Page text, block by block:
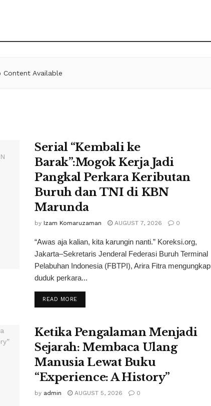
Content Available
Serial “Kembali ke
Barak”:Mogok Kerja Jadi
Pangkal Perkara Keributan
Buruh dan TNI di KBN
Marunda
by Izam Komaruzaman AUGUST 7, 2026 0
“Awas aja kalian, kita karungin nanti.” Koreksi.org,
Jakarta–Sekretaris Jenderal Federasi Buruh Terminal
Pelabuhan Indonesia (FBTPI), Arira Fitra mengungkap
duduk perkara...
READ MORE
Ketika Pengalaman Menjadi
Sejarah: Membaca Ulang
Manusia Lewat Buku
“Experience: A History”
by admin AUGUST 5, 2026 0